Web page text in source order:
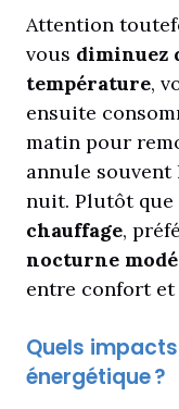
Attention
vous diminuez
température,
ensuite
matin pour
annule souvent
nuit. Plutôt que
chauffage,
nocturne
entre confort et
Quels
énergétique ?